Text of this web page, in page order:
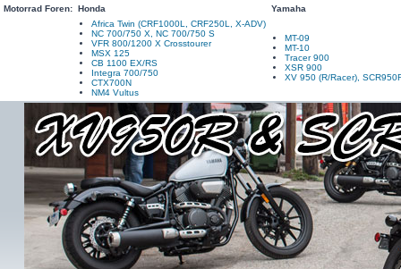
Motorrad Foren: Honda
Yamaha
Africa Twin (CRF1000L, CRF250L, X-ADV)
NC 700/750 X, NC 700/750 S
VFR 800/1200 X Crosstourer
MSX 125
CB 1100 EX/RS
Integra 700/750
CTX700N
NM4 Vultus
MT-09
MT-10
Tracer 900
XSR 900
XV 950 (R/Racer),